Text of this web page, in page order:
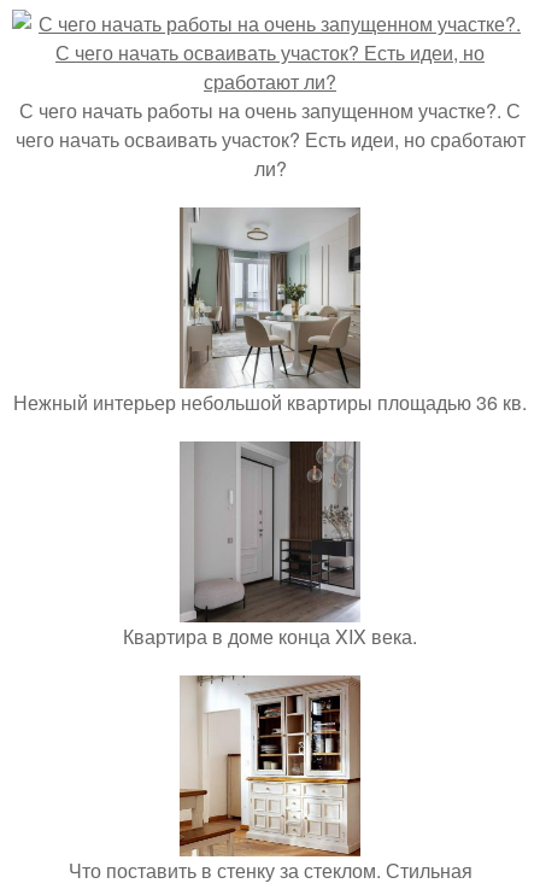
С чего начать работы на очень запущенном участке?. С
чего начать осваивать участок? Есть идеи, но сработают
ли?
Нежный интерьер небольшой квартиры площадью 36 кв.
Квартира в доме конца XIX века.
Что поставить в стенку за стеклом. Стильная